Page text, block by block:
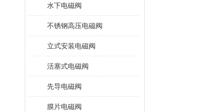
水下电磁阀
不锈钢高压电磁阀
立式安装电磁阀
活塞式电磁阀
先导电磁阀
膜片电磁阀